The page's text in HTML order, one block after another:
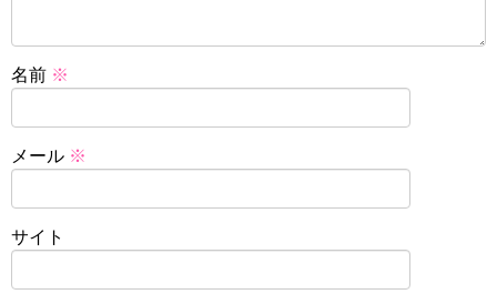
名前 ※
メール ※
サイト